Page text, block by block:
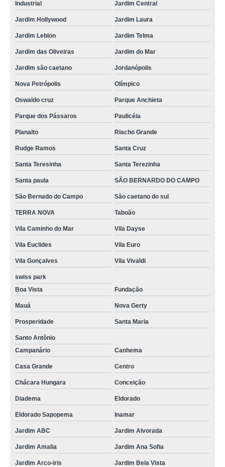
Industrial Jardim Central
Jardim Hollywood Jardim Laura
Jardim Leblon Jardim Telma
Jardim das Oliveiras Jardim do Mar
Jardim são caetano Jordanópolis
Nova Petrópolis Olímpico
Oswaldo cruz Parque Anchieta
Parque dos Pássaros Paulicéia
Planalto Riacho Grande
Rudge Ramos Santa Cruz
Santa Teresinha Santa Terezinha
Santa paula SÃO BERNARDO DO CAMPO
São Bernado do Campo São caetano do sul
TERRA NOVA Taboão
Vila Caminho do Mar Vila Dayse
Vila Euclides Vila Euro
Vila Gonçalves Vila Vivaldi
swiss park
Boa Vista
Fundação
Mauá Nova Gerty
Prosperidade Santa Maria
Santo Antônio
Campanário
Canhema
Casa Grande Centro
Chácara Hungara Conceição
Diadema Eldorado
Eldorado Sapopema Inamar
Jardim ABC Jardim Alvorada
Jardim Amalia Jardim Ana Sofia
Jardim Arco-iris Jardim Bela Vista